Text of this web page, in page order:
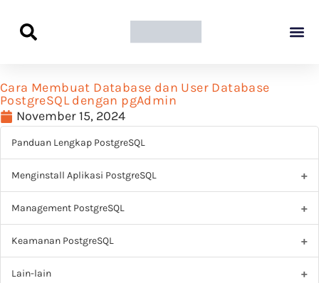
Cara Membuat Database dan User Database
PostgreSQL dengan pgAdmin
November 15, 2024
Panduan Lengkap PostgreSQL
Menginstall Aplikasi PostgreSQL
Management PostgreSQL
Keamanan PostgreSQL
Lain-lain